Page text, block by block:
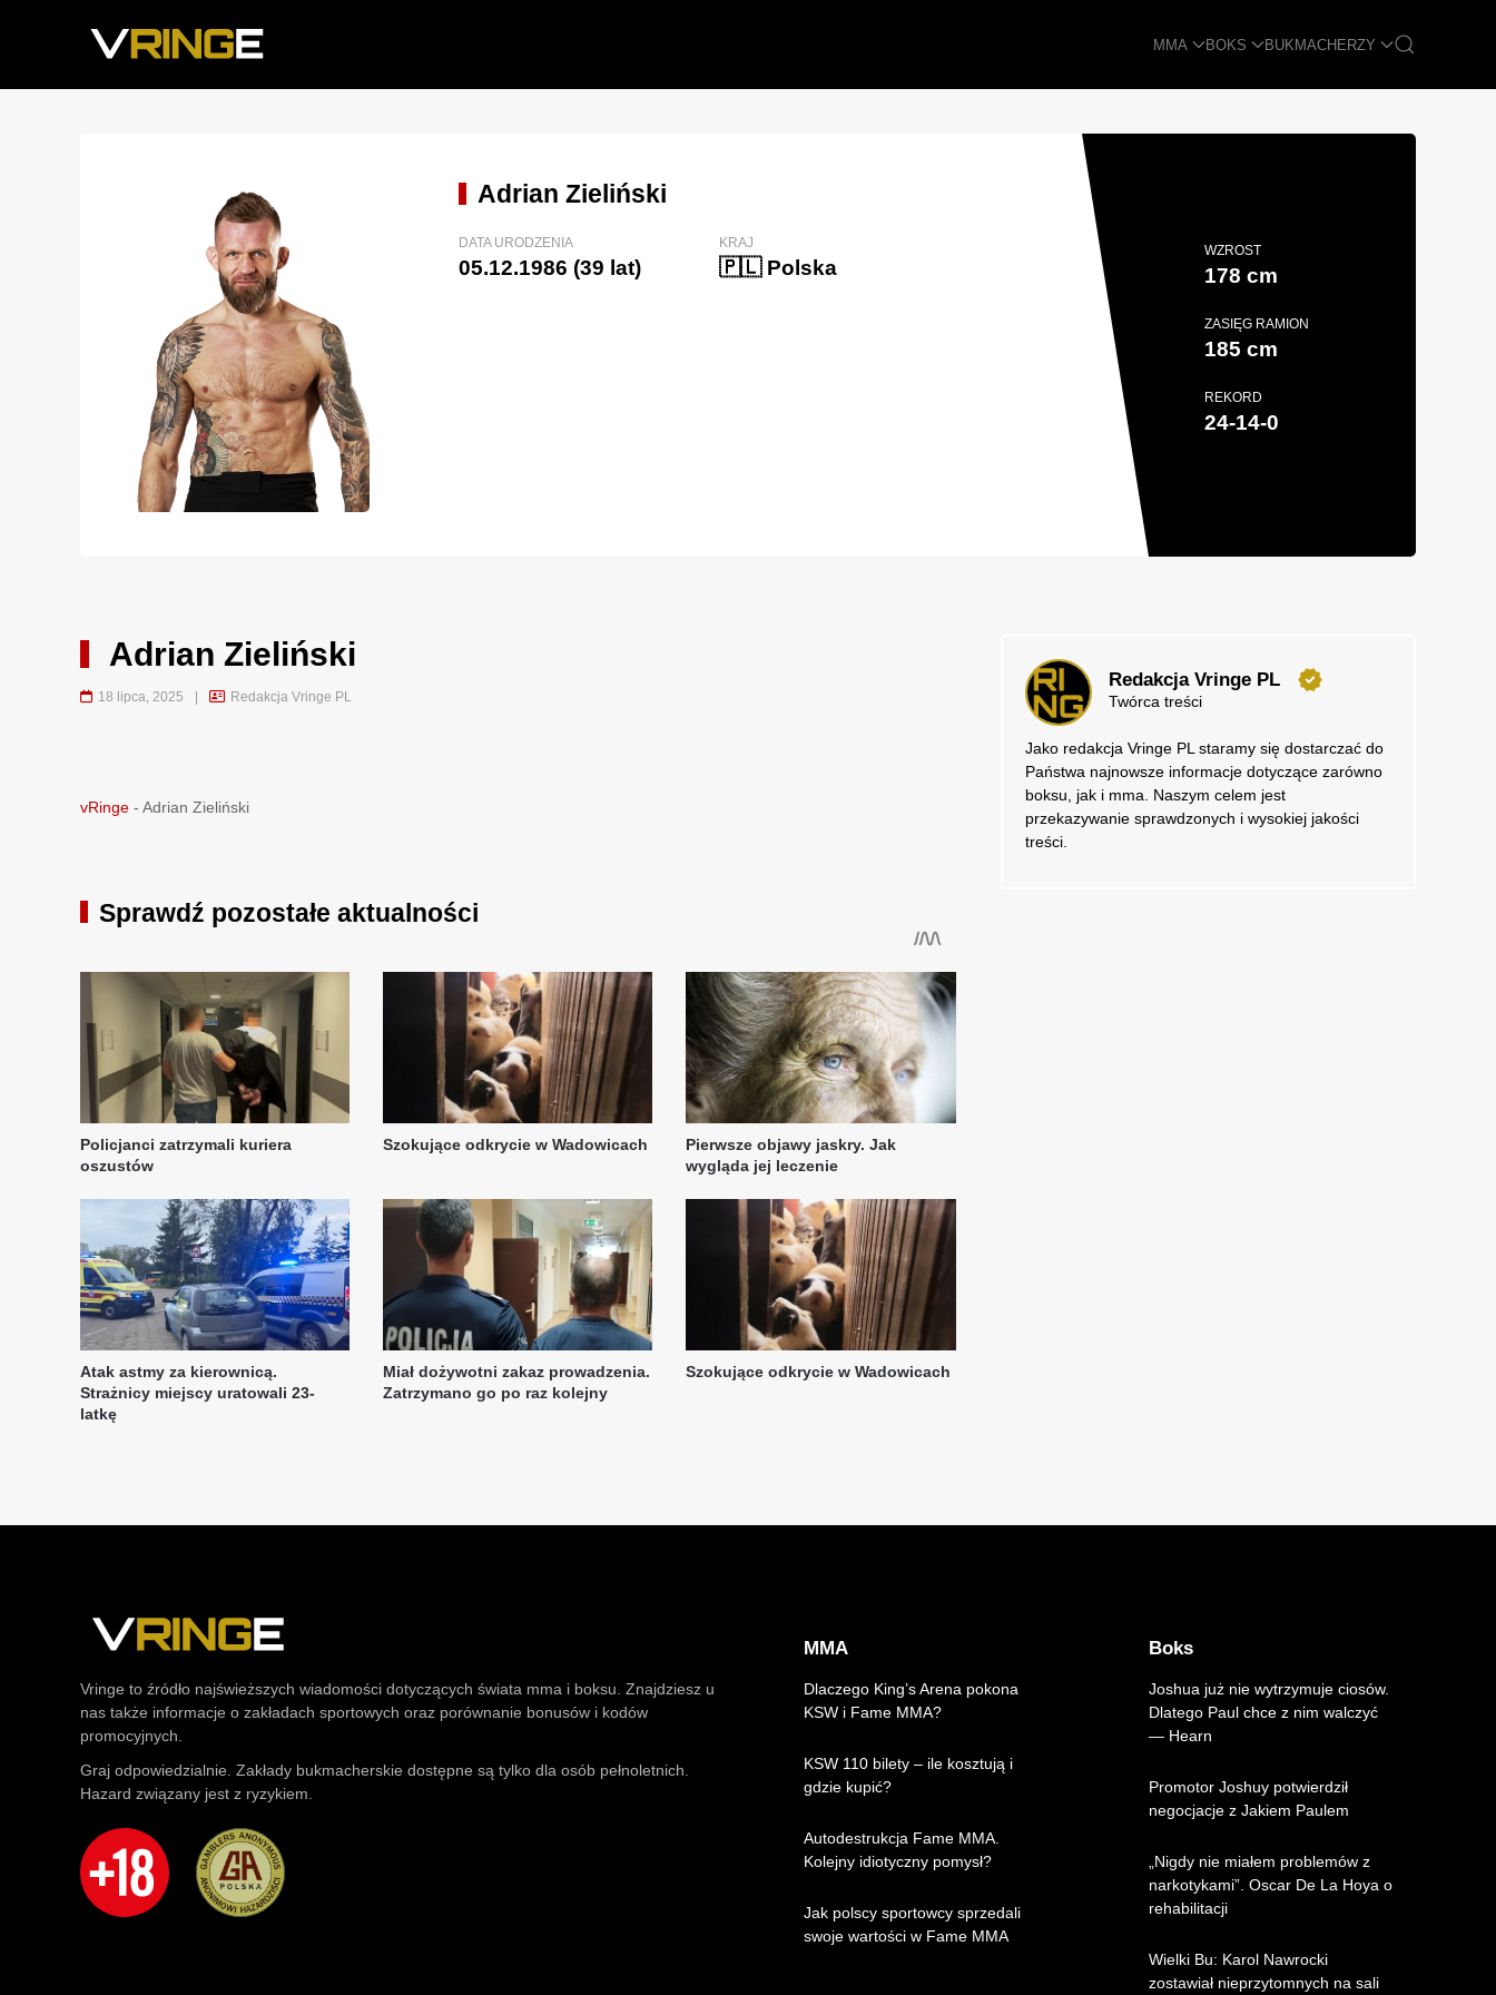
MMA BOKS BUKMACHERZY
Adrian Zieliński
DATA URODZENIA
05.12.1986 (39 lat)
KRAJ
🇵🇱 Polska
WZROST
178 cm
ZASIĘG RAMION
185 cm
REKORD
24-14-0
Adrian Zieliński
18 lipca, 2025 | Redakcja Vringe PL
vRinge - Adrian Zieliński
Sprawdź pozostałe aktualności
Redakcja Vringe PL
Twórca treści
Jako redakcja Vringe PL staramy się dostarczać do
Państwa najnowsze informacje dotyczące zarówno
boksu, jak i mma. Naszym celem jest
przekazywanie sprawdzonych i wysokiej jakości
treści.
Vringe to źródło najświeższych wiadomości dotyczących świata mma i boksu. Znajdziesz u
nas także informacje o zakładach sportowych oraz porównanie bonusów i kodów
promocyjnych.
Graj odpowiedzialnie. Zakłady bukmacherskie dostępne są tylko dla osób pełnoletnich.
Hazard związany jest z ryzykiem.
MMA
Dlaczego King’s Arena pokona
KSW i Fame MMA?
KSW 110 bilety – ile kosztują i
gdzie kupić?
Autodestrukcja Fame MMA.
Kolejny idiotyczny pomysł?
Jak polscy sportowcy sprzedali
swoje wartości w Fame MMA
Boks
Joshua już nie wytrzymuje ciosów.
Dlatego Paul chce z nim walczyć
— Hearn
Promotor Joshuy potwierdził
negocjacje z Jakiem Paulem
„Nigdy nie miałem problemów z
narkotykami”. Oscar De La Hoya o
rehabilitacji
Wielki Bu: Karol Nawrocki
zostawiał nieprzytomnych na sali